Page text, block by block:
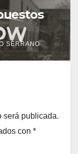
SERRANO
será publicada.
con *